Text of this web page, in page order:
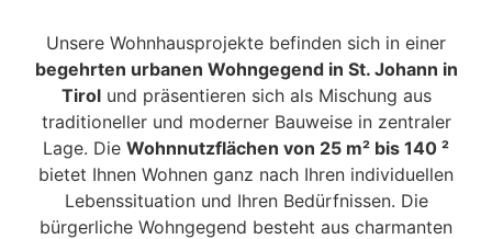
Unsere Wohnhausprojekte befinden sich in einer
begehrten urbanen Wohngegend in St. Johann in
Tirolund präsentieren sich als Mischung aus
traditioneller und moderner Bauweise in zentraler
Lage. Die Wohnnutzflächen von 25 m² bis 140 ²
bietet Ihnen Wohnen ganz nach Ihren individuellen
Lebenssituation und Ihren Bedürfnissen. Die
bürgerliche Wohngegend besteht aus charmanten